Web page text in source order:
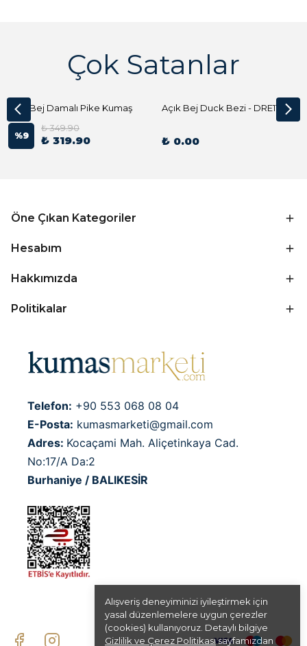
Alışveriş deneyiminizi iyileştirmek için
yasal düzenlemelere uygun çerezler
(cookies) kullanıyoruz. Detaylı bilgiye
Gizlilik ve Çerez Politikasısayfamızdan
Çok Satanlar
Açık Bej Damalı Pike Kumaş
%9
₺ 349.90
₺ 319.90
Açık Bej Duck Bezi - DRE1144 Kumaş Peçete
₺ 0.00
Öne Çıkan Kategoriler
Hesabım
Hakkımızda
Politikalar
Telefon: +90 553 068 08 04
E-Posta: kumasmarketi@gmail.com
Adres: Kocaçami Mah. Aliçetinkaya Cad.
No:17/A Da:2
Burhaniye / BALIKESİR